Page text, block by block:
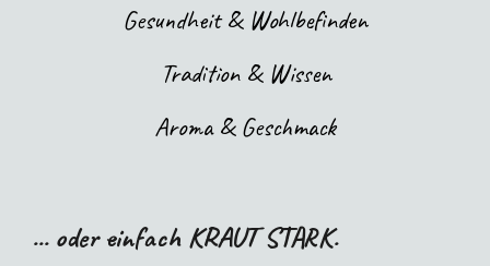
Gesundheit & Wohlbefinden
Tradition & Wissen
Aroma & Geschmack
... oder einfach KRAUT STARK.